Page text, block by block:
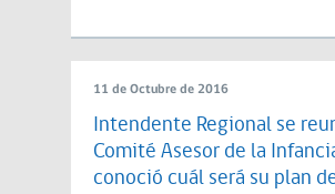
11 de Octubre de 2016
Intendente Regional se
Comité Asesor de la
conoció cuál será su plan